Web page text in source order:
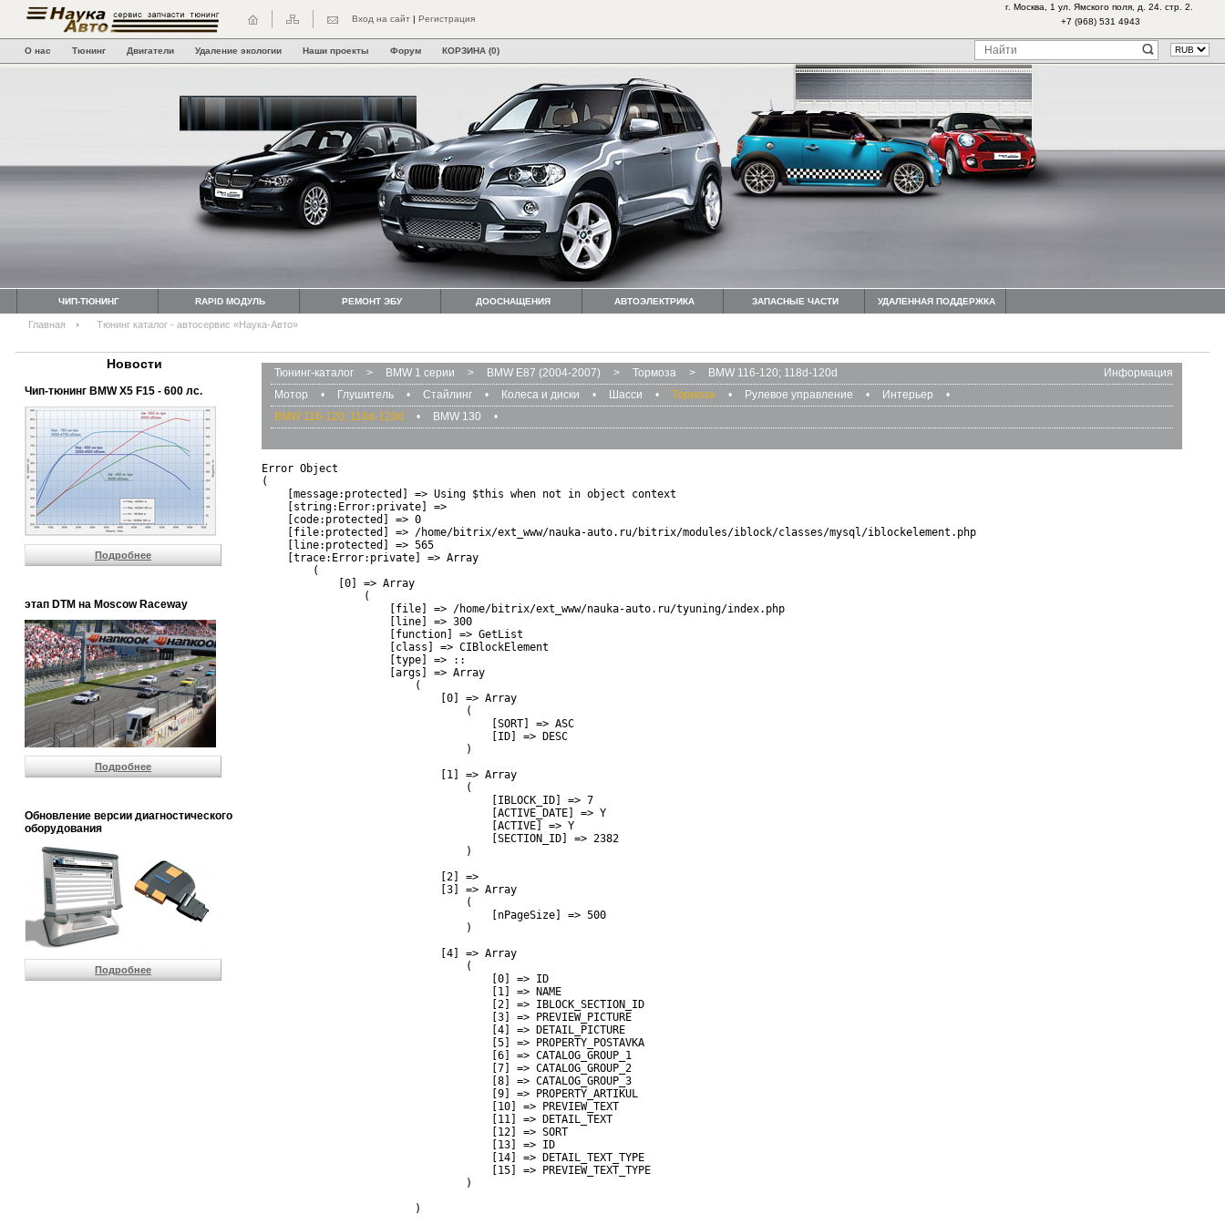
Вход на сайт | Регистрация
г. Москва, 1 ул. Ямского поля, д. 24. стр. 2.
+7 (968) 531 4943
О нас Тюнинг Двигатели Удаление экологии Наши проекты Форум КОРЗИНА (0)
ЧИП-ТЮНИНГ RAPID МОДУЛЬ РЕМОНТ ЭБУ ДООСНАЩЕНИЯ АВТОЭЛЕКТРИКА ЗАПАСНЫЕ ЧАСТИ УДАЛЕННАЯ ПОДДЕРЖКА
Главная Тюнинг каталог - автосервис «Наука-Авто»
Новости
Чип-тюнинг BMW Х5 F15 - 600 лс.
Подробнее
этап DTM на Moscow Raceway
Подробнее
Обновление версии диагностического
оборудования
Подробнее
Информация
Тюнинг-каталог > BMW 1 серии > BMW Е87 (2004-2007) > Тормоза >
BMW 116-120; 118d-120d
Мотор
• Глушитель • Стайлинг • Колеса и диски • Шасси • Тормоза • Рулевое управление • Интерьер
•
BMW 116-120; 118d-120d
• BMW 130 •
Error Object
(
    [message:protected] => Using $this when not in object context
    [string:Error:private] =>
    [code:protected] => 0
    [file:protected] => /home/bitrix/ext_www/nauka-auto.ru/bitrix/modules/iblock/classes/mysql/iblockelement.php
    [line:protected] => 565
    [trace:Error:private] => Array
        (
            [0] => Array
                (
                    [file] => /home/bitrix/ext_www/nauka-auto.ru/tyuning/index.php
                    [line] => 300
                    [function] => GetList
                    [class] => CIBlockElement
                    [type] => ::
                    [args] => Array
                        (
                            [0] => Array
                                (
                                    [SORT] => ASC
                                    [ID] => DESC
                                )
                            [1] => Array
                                (
                                    [IBLOCK_ID] => 7
                                    [ACTIVE_DATE] => Y
                                    [ACTIVE] => Y
                                    [SECTION_ID] => 2382
                                )
                            [2] =>
                            [3] => Array
                                (
                                    [nPageSize] => 500
                                )
                            [4] => Array
                                (
                                    [0] => ID
                                    [1] => NAME
                                    [2] => IBLOCK_SECTION_ID
                                    [3] => PREVIEW_PICTURE
                                    [4] => DETAIL_PICTURE
                                    [5] => PROPERTY_POSTAVKA
                                    [6] => CATALOG_GROUP_1
                                    [7] => CATALOG_GROUP_2
                                    [8] => CATALOG_GROUP_3
                                    [9] => PROPERTY_ARTIKUL
                                    [10] => PREVIEW_TEXT
                                    [11] => DETAIL_TEXT
                                    [12] => SORT
                                    [13] => ID
                                    [14] => DETAIL_TEXT_TYPE
                                    [15] => PREVIEW_TEXT_TYPE
                                )
                        )